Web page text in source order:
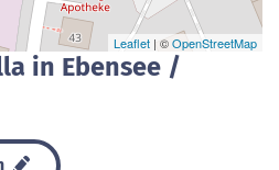
Leaflet | ©OpenStreetMap
in Ebensee /